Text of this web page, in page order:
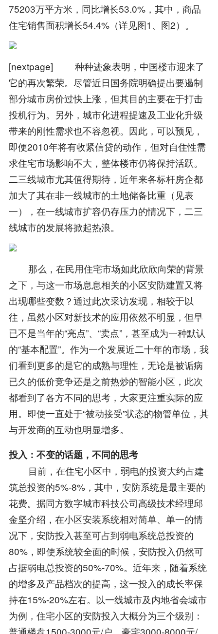
75203万平方米，同比增长53.0%，其中，商品
住宅销售面积增长54.4%（详见图1、图2）。
[nextpage] 种种迹象表明，中国楼市迎来了
它的再次繁荣。尽管近日国务院明确提出要遏制
部分城市房价过快上涨，但其目的主要在于打击
投机行为。另外，城市化进程提速及工业化升级
带来的刚性需求也不容忽视。因此，可以预见，
即便2010年将有收紧信贷的动作，但对自住性需
求住宅市场影响不大，整体楼市仍将保持活跃。
二三线城市尤其值得期待，近年来各标杆房企都
加大了其在非一线城市的土地储备比重（见表
一），在一线城市扩容仍存压力的情况下，二三
线城市的发展将掀起热浪。
那么，在民用住宅市场如此欣欣向荣的背景
之下，与这一市场息息相关的小区安防建置又将
出现哪些变数？通过此次采访发现，相较于以
往，虽然小区对新技术的应用依然不明显，但早
已不是当年的“亮点”、“卖点”，甚至成为一种默认
的“基本配置”。作为一个发展近二十年的市场，我
们看到更多的是它的成熟与理性，无论是被诟病
已久的低价竞争还是之前热炒的智能小区，此次
都看到了各方不同的思考，大家更注重实际的应
用。即使一直处于“被动接受”状态的物管单位，其
与开发商的互动也明显增多。
投入：不变的话题，不同的思考
目前，在住宅小区中，弱电的投资大约占建
筑总投资的5%-8%，其中，安防系统是最主要的
花费。据同方数字城市科技公司高级技术经理邱
金坚介绍，在小区安装系统相对简单、单一的情
况下，安防投入甚至可占到弱电系统总投资的
80%，即使系统较全面的时候，安防投入仍然可
占据弱电总投资的50%-70%。近年来，随着系统
的增多及产品档次的提高，这一投入的成长率保
持在15%-20%左右。以一线城市及内地省会城市
为例，住宅小区的安防投入大概分为三个级别：
普通楼盘1500-3000元/户，豪宅3000-8000元/